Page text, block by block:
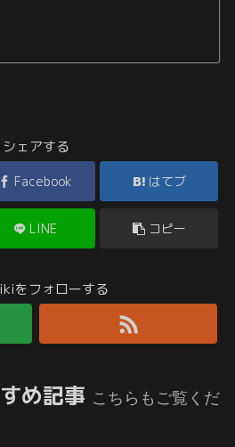
シェアする
Facebook はてブ
LINE コピー
をフォローする
め記事 こちらもご覧くだ